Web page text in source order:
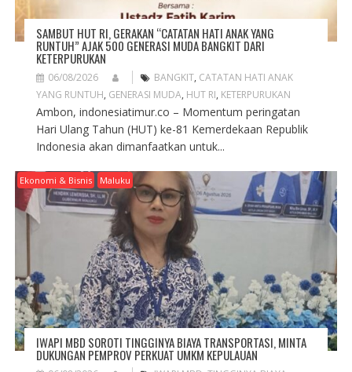
SAMBUT HUT RI, GERAKAN “CATATAN HATI ANAK YANG
RUNTUH” AJAK 500 GENERASI MUDA BANGKIT DARI
KETERPURUKAN
06/08/2026 BANGKIT, CATATAN HATI ANAK
YANG RUNTUH, GENERASI MUDA, HUT RI, KETERPURUKAN
Ambon, indonesiatimur.co – Momentum peringatan
Hari Ulang Tahun (HUT) ke-81 Kemerdekaan Republik
Indonesia akan dimanfaatkan untuk...
Ekonomi & Bisnis Maluku
IWAPI MBD SOROTI TINGGINYA BIAYA TRANSPORTASI, MINTA
DUKUNGAN PEMPROV PERKUAT UMKM KEPULAUAN